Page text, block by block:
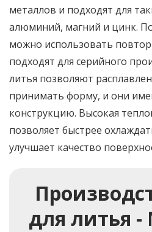
металлов и подходят для
алюминий, магний и цинк.
можно использовать
подходят для серийного
литья позволяют
принимать форму, и они
конструкцию. Высокая
позволяет быстрее
улучшает качество
для литья -